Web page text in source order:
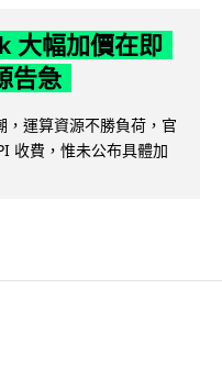
大幅加價在即
告急
運算資源不勝負荷，官
收費，惟未公布具體加